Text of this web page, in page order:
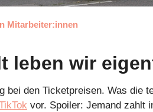
Mitarbeiter:innen
leben wir
bei den Ticketpreisen. Was die
vor. Spoiler: Jemand zahlt